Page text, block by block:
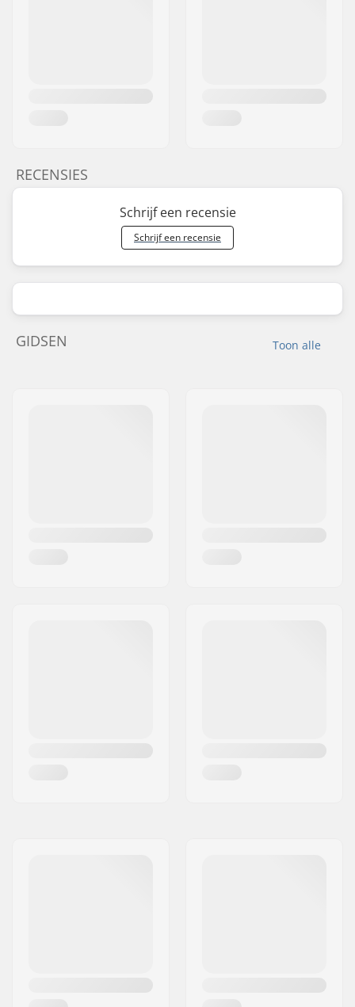
RECENSIES
Schrijf een recensie
Schrijf een recensie
Toon alle
GIDSEN